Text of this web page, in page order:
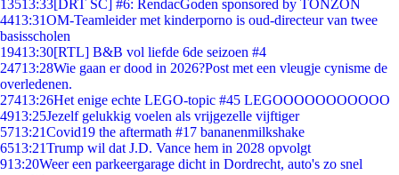
13513:33[DRT SC] #6: RendacGoden sponsored by TONZON
4413:31OM-Teamleider met kinderporno is oud-directeur van twee
basisscholen
19413:30[RTL] B&B vol liefde 6de seizoen #4
24713:28Wie gaan er dood in 2026?Post met een vleugje cynisme de
overledenen.
27413:26Het enige echte LEGO-topic #45 LEGOOOOOOOOOOO
4913:25Jezelf gelukkig voelen als vrijgezelle vijftiger
5713:21Covid19 the aftermath #17 bananenmilkshake
6513:21Trump wil dat J.D. Vance hem in 2028 opvolgt
913:20Weer een parkeergarage dicht in Dordrecht, auto's zo snel